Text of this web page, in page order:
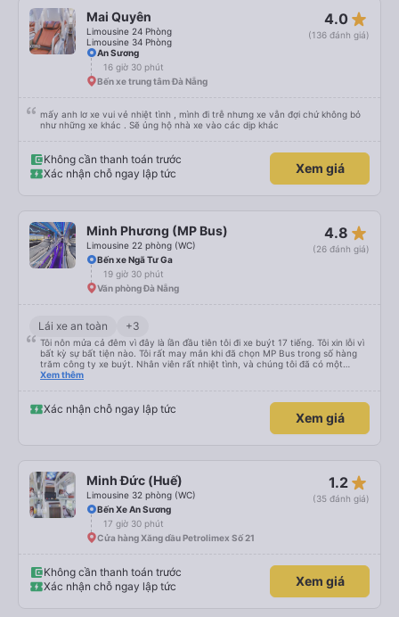
Mai Quyên
Limousine 24 Phòng
Limousine 34 Phòng
4.0 star_rate
(136 đánh giá)
An Sương
16 giờ 30 phút
Bến xe trung tâm Đà Nẵng
mấy anh lơ xe vui vẻ nhiệt tình , mình đi trễ nhưng xe vẫn đợi chứ không bỏ
như những xe khác . Sẽ ủng hộ nhà xe vào các dịp khác
Không cần thanh toán trước
Xác nhận chỗ ngay lập tức
Xem giá
Minh Phương (MP Bus)
Limousine 22 phòng (WC)
4.8 star_rate
(26 đánh giá)
Bến xe Ngã Tư Ga
19 giờ 30 phút
Văn phòng Đà Nẵng
Lái xe an toàn +3
Tôi nôn mửa cả đêm vì đây là lần đầu tiên tôi đi xe buýt 17 tiếng. Tôi xin lỗi vì
bất kỳ sự bất tiện nào. Tôi rất may mắn khi đã chọn MP Bus trong số hàng
trăm công ty xe buýt. Nhân viên rất nhiệt tình, và chúng tôi đã có một
chuyến đi sạch sẽ, thoải mái. Chúng tôi thậm chí còn được nghỉ ăn. Điều
tôi. Nếu bạn muốn đi du lịch an toàn và thoải mái ở một đất nước xa lạ, MP
Bus chắc chắn nên là lựa chọn hàng đầu của bạn. ;)
Xem thêm
Xác nhận chỗ ngay lập tức
Xem giá
Minh Đức (Huế)
Limousine 32 phòng (WC)
1.2 star_rate
(35 đánh giá)
Bến Xe An Sương
17 giờ 30 phút
Cửa hàng Xăng dầu Petrolimex Số 21
Không cần thanh toán trước
Xác nhận chỗ ngay lập tức
Xem giá